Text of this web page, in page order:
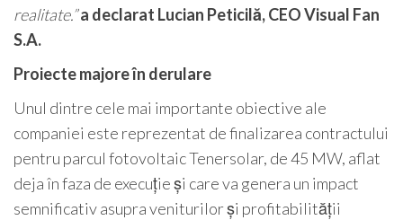
realitate.”a declarat Lucian Peticilă, CEO Visual Fan
S.A.
Proiecte majore în derulare
Unul dintre cele mai importante obiective ale
companiei este reprezentat de finalizarea contractului
pentru parcul fotovoltaic Tenersolar, de 45 MW, aflat
deja în faza de execuție și care va genera un impact
semnificativ asupra veniturilor și profitabilității